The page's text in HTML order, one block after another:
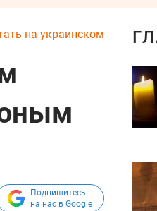
на украинском
Подпишитесь
на нас в Google